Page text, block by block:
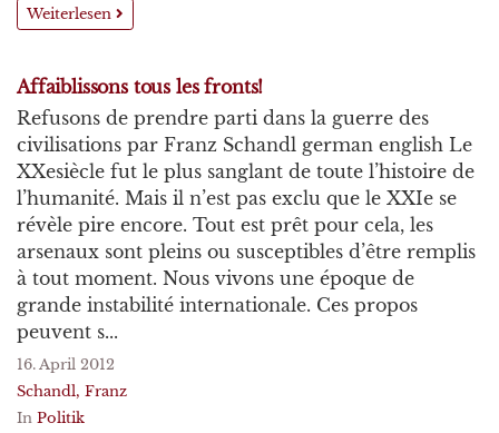
Weiterlesen
Affaiblissons tous les fronts!
Refusons de prendre parti dans la guerre des
civilisations par Franz Schandl german english Le
XXesiècle fut le plus sanglant de toute l’histoire de
l’humanité. Mais il n’est pas exclu que le XXIe se
révèle pire encore. Tout est prêt pour cela, les
arsenaux sont pleins ou susceptibles d’être remplis
à tout moment. Nous vivons une époque de
grande instabilité internationale. Ces propos
peuvent s...
16. April 2012
Schandl, Franz
In Politik